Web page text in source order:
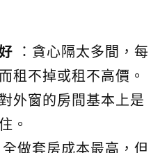
：貪心隔太多間，每
租不掉或租不高價。
外窗的房間基本上是
。
全做套房成本最高，但